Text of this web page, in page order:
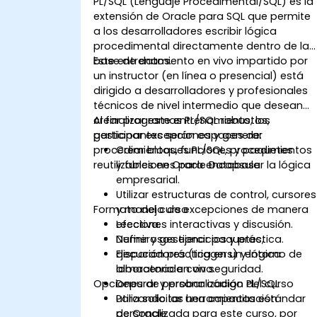
para soluciones de base de datos
robustas.
extensión de Oracle para SQL que permite
a los desarrolladores escribir lógica
procedimental directamente dentro de la
base de datos.
Este entrenamiento en vivo impartido por
un instructor (en línea o presencial) está
dirigido a desarrolladores y profesionales
técnicos de nivel intermedio que desean
crear programas PL/SQL robustos,
gestionar excepciones y generar
procedimientos, funciones y paquetes
reutilizables en Oracle Database.
Al finalizar este entrenamiento, los
participantes serán capaces de:
Crear bloques PL/SQL, procedimientos
y funciones para encapsular la lógica
empresarial.
Utilizar estructuras de control, cursores
y manejo de excepciones de manera
efectiva.
Definir y gestionar paquetes,
disparadores (triggers) y lógica
almacenada con seguridad.
Depurar y probar código PL/SQL
utilizando las herramientas estándar
de Oracle.
Formato del curso
Lecciones interactivas y discusión.
Numerosos ejercicios y práctica.
Ejecución práctica en un entorno de
laboratorio en vivo.
Opciones de personalización del curso
Para solicitar una capacitación
personalizada para este curso, por